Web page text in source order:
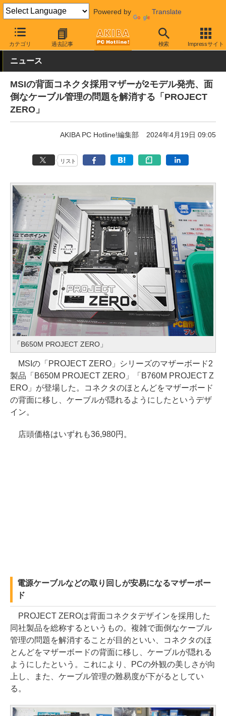
Powered by Translate
カテゴリ 過去記事 検索 Impressサイト
AKIBA PC Hotline! PCパーツ マザーボード MSI
ニュース
MSIの背面コネクタ採用マザーが2モデル発売、面
倒なケーブル管理の問題を解消する「PROJECT
ZERO」
AKIBA PC Hotline!編集部 2024年4月19日 09:05
リスト
「B650M PROJECT ZERO」
MSIの「PROJECT ZERO」シリーズのマザーボード2
製品「B650M PROJECT ZERO」「B760M PROJECT Z
ERO」が登場した。コネクタのほとんどをマザーボード
の背面に移し、ケーブルが隠れるようにしたというデザ
イン。
店頭価格はいずれも36,980円。
電源ケーブルなどの取り回しが安易になるマザーボー
ド
PROJECT ZEROは背面コネクタデザインを採用した
同社製品を総称するというもの。複雑で面倒なケーブル
管理の問題を解消することが目的といい、コネクタのほ
とんどをマザーボードの背面に移し、ケーブルが隠れる
ようにしたという。これにより、PCの外観の美しさが向
上し、また、ケーブル管理の難易度が下がるとしてい
る。